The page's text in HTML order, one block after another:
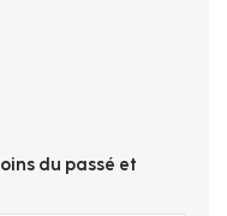
du passé et